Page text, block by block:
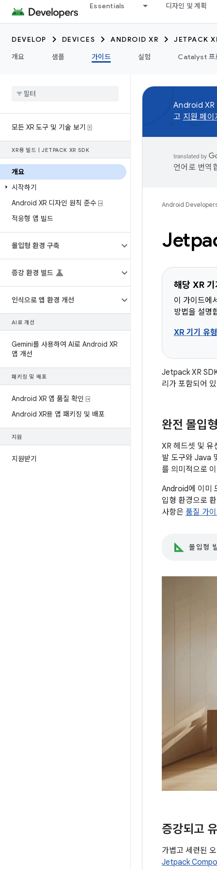
Essentials 디자인 및 계획
DEVELOP DEVICES ANDROID XR
JETPACK
개요
샘플 가이드 실험 Catalyst 프
모든 XR 도구 및 기술 보기 ⍐
XR용 빌드 JETPACK XR SDK
개요
시작하기
Android XR 디자인 원칙 준수 ⍈
적응형 앱 빌드
몰입형 환경 구축
증강 환경 빌드
인식으로 앱 환경 개선
AI로 개선
Gemini를 사용하여 AI로 Android XR
앱 개선
패키징 및 배포
Android XR 앱 품질 확인 ⍈
Android XR용 앱 패키징 및 배포
지원
지원받기
Android XR
고 지원 페이
언어로 번역
Android
해당 XR 기
이 가이드에
방법을 설명
XR 기기 유
Jetpack XR
리가 포함되어
완전 몰입
XR 헤드셋 및
발 도구와 Java
를 의미적으로
Android에 이미
입형 환경으로
사항은 품질 가
몰입형
증강되고
가볍고 세련된
Jetpack